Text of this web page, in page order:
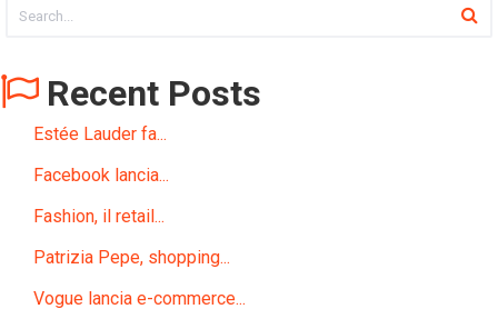
Recent Posts
Estée Lauder fa...
Facebook lancia...
Fashion, il retail...
Patrizia Pepe, shopping...
Vogue lancia e-commerce...